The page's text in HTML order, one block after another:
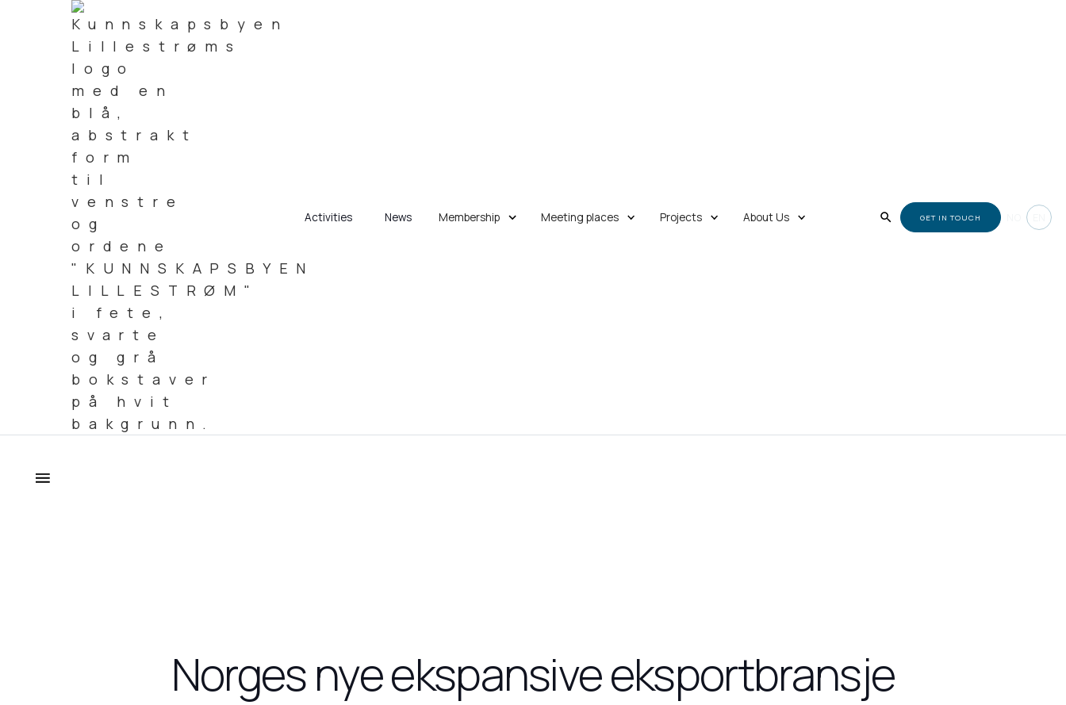
Activities News Membership Meeting places Projects About Us GET IN TOUCH
Norges nye ekspansive eksportbransje